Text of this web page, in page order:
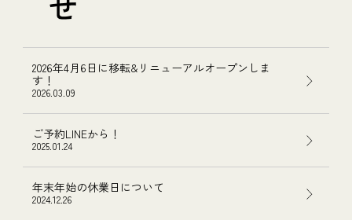
2026年4月6日に移転&リニューアルオープンしま
す！
2026.03.09
ご予約LINEから！
2025.01.24
年末年始の休業日について
2024.12.26